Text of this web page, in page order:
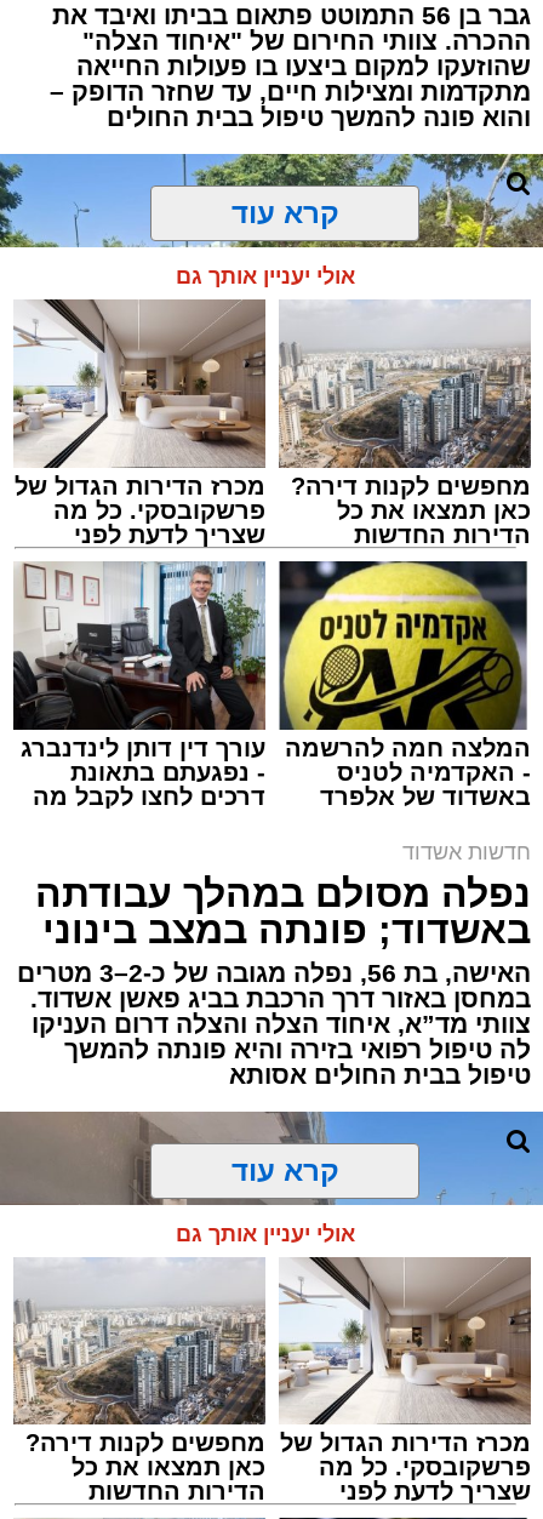
גבר בן 56 התמוטט פתאום בביתו ואיבד את
ההכרה. צוותי החירום של "איחוד הצלה"
שהוזעקו למקום ביצעו בו פעולות החייאה
מתקדמות ומצילות חיים, עד שחזר הדופק –
והוא פונה להמשך טיפול בבית החולים
צילום: דוברות איחוד הצלה
מערכת האתר / 15:39 07.08.26
איחוד הצלה הצלה
אירוע דרמטי הסתיים בנס רפואי באשדוד, לאחר
שגבר בן 56 התמוטט בביתו שבאחד הרחובות
ברובע י"א בעיר, כתוצאה מאירוע פתאומי שגרם
להפסקת פעילות ליבו.
למקום הוזעקו מיד צוותי רפואה ומתנדבים של
ארגון "איחוד הצלה". החובשים והפרמדיקים
הכרה, ופתחו מיידית בפעולות החייאה מתקדמות,
הכוללות עיסויי לב ושימוש במפעם (דפיברילטור).
בזכות התושייה והפעילות המהירה והמקצועית של
הצוותים בשטח, ליבו של הגבר שב לפעום.
לאחר ייצוב מצבו הראשוני, הוא פונה באמבולנס
לבית חולים להמשך קבלת טיפול רפואי כשמצבו
מוגדר יציב.
מעוניינים להגיב? לדווח ? צרו איתנו קשר במייל -
ASHDODS@ISNET.CO.IL
קרא עוד
אולי יעניין אותך גם
מחפשים לקנות דירה?
כאן תמצאו את כל
הדירות החדשות
למכירה באשדוד >>>
מכרז הדירות הגדול של
פרשקובסקי. כל מה
שצריך לדעת לפני
שמגישים הצעה לדירה
באשדוד
המלצה חמה להרשמה
- האקדמיה לטניס
באשדוד של אלפרד
עורך דין דותן לינדנברג
- נפגעתם בתאונת
דרכים לחצו לקבל מה
חדשות אשדוד
נפלה מסולם במהלך עבודתה
באשדוד; פונתה במצב בינוני
האישה, בת 56, נפלה מגובה של כ-2–3 מטרים
במחסן באזור דרך הרכבת בביג פאשן אשדוד.
צוותי מד”א, איחוד הצלה והצלה דרום העניקו
לה טיפול רפואי בזירה והיא פונתה להמשך
טיפול בבית החולים אסותא
קרא עוד
אולי יעניין אותך גם
מכרז הדירות הגדול של
פרשקובסקי. כל מה
שצריך לדעת לפני
מחפשים לקנות דירה?
כאן תמצאו את כל
הדירות החדשות